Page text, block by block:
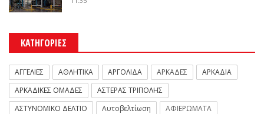
ΚΑΤΗΓΟΡΙΕΣ
ΑΓΓΕΛΙΕΣ ΑΘΛΗΤΙΚΑ ΑΡΓΟΛΙΔΑ ΑΡΚΑΔΕΣ
ΑΡΚΑΔΙΑ
ΑΡΚΑΔΙΚΕΣ ΟΜΑΔΕΣ
ΑΣΤΕΡΑΣ ΤΡΙΠΟΛΗΣ
ΑΣΤΥΝΟΜΙΚΟ ΔΕΛΤΙΟ
Αυτοβελτίωση
ΑΦΙΕΡΩΜΑΤΑ